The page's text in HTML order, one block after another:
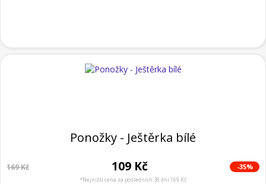
Ponožky - Ještěrka bílé
169 Kč 109 Kč -35%
*Nejnižší cena za posledních 30 dní 169 Kč